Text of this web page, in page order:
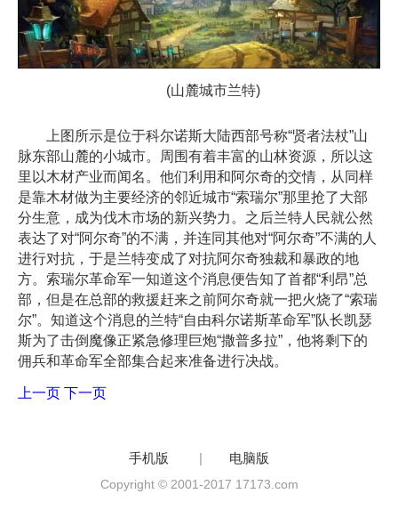
(山麓城市兰特)
上图所示是位于科尔诺斯大陆西部号称“贤者法杖”山
脉东部山麓的小城市。周围有着丰富的山林资源，所以这
里以木材产业而闻名。他们利用和阿尔奇的交情，从同样
是靠木材做为主要经济的邻近城市“索瑞尔”那里抢了大部
分生意，成为伐木市场的新兴势力。之后兰特人民就公然
表达了对“阿尔奇”的不满，并连同其他对“阿尔奇”不满的人
进行对抗，于是兰特变成了对抗阿尔奇独裁和暴政的地
方。索瑞尔革命军一知道这个消息便告知了首都“利昂”总
部，但是在总部的救援赶来之前阿尔奇就一把火烧了“索瑞
尔”。知道这个消息的兰特“自由科尔诺斯革命军”队长凯瑟
斯为了击倒魔像正紧急修理巨炮“撒普多拉”，他将剩下的
佣兵和革命军全部集合起来准备进行决战。
上一页 下一页
手机版 | 电脑版
Copyright © 2001-2017 17173.com